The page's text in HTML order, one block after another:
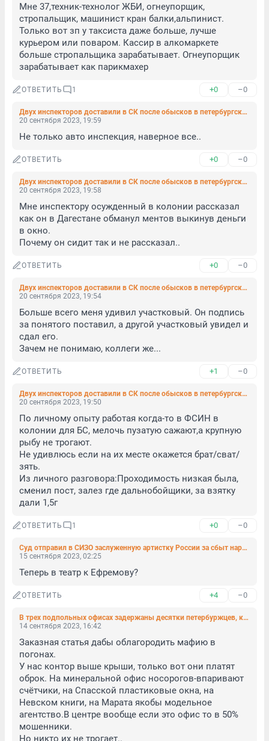
Мне 37,техник-технолог ЖБИ, огнеупорщик,
стропальщик, машинист кран балки,альпинист.
Только вот зп у таксиста даже больше, лучше
курьером или поваром. Кассир в алкомаркете
больше стропальщика зарабатывает. Огнеупорщик
зарабатывает как парикмахер
ОТВЕТИТЬ 1 +0 –0
Двух инспекторов доставили в СК после обысков в петербургских МРЭО
20 сентября 2023, 19:59
Не только авто инспекция, наверное все..
ОТВЕТИТЬ +0 –0
Двух инспекторов доставили в СК после обысков в петербургских МРЭО
20 сентября 2023, 19:58
Мне инспектору осужденный в колонии рассказал
как он в Дагестане обманул ментов выкинув деньги
в окно.
Почему он сидит так и не рассказал..
ОТВЕТИТЬ +0 –0
Двух инспекторов доставили в СК после обысков в петербургских МРЭО
20 сентября 2023, 19:54
Больше всего меня удивил участковый. Он подпись
за понятого поставил, а другой участковый увидел и
сдал его.
Зачем не понимаю, коллеги же...
ОТВЕТИТЬ +1 –0
Двух инспекторов доставили в СК после обысков в петербургских МРЭО
20 сентября 2023, 19:50
По личному опыту работая когда-то в ФСИН в
колонии для БС, мелочь пузатую сажают,а крупную
рыбу не трогают.
Не удивлюсь если на их месте окажется брат/сват/
зять.
Из личного разговора:Проходимость низкая была,
сменил пост, залез где дальнобойщики, за взятку
дали 1,5г
ОТВЕТИТЬ 1 +0 –0
Суд отправил в СИЗО заслуженную артистку России за сбыт наркотиков
15 сентября 2023, 02:25
Теперь в театр к Ефремову?
ОТВЕТИТЬ +4 –0
В трех подпольных офисах задержаны десятки петербуржцев, кол-центр обнаружен в Казани
14 сентября 2023, 16:42
Заказная статья дабы облагородить мафию в
погонах.
У нас контор выше крыши, только вот они платят
оброк. На минеральной офис носорогов-впаривают
счётчики, на Спасской пластиковые окна, на
Невском книги, на Марата якобы модельное
агентство.В центре вообще если это офис то в 50%
мошенники.
Но никто их не трогает..